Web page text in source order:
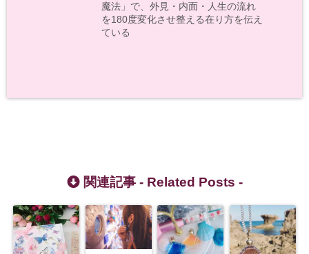
魔法」で、外見・内面・人生の流れ
を180度変化させ整える在り方を伝え
ている
関連記事 - Related Posts -